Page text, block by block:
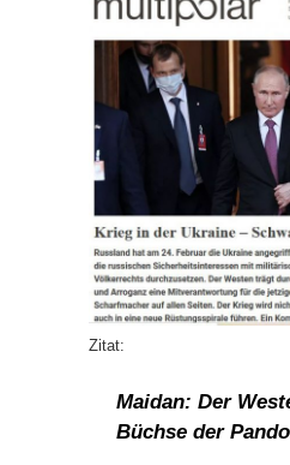
Zitat:
Maidan: Der
Büchse der